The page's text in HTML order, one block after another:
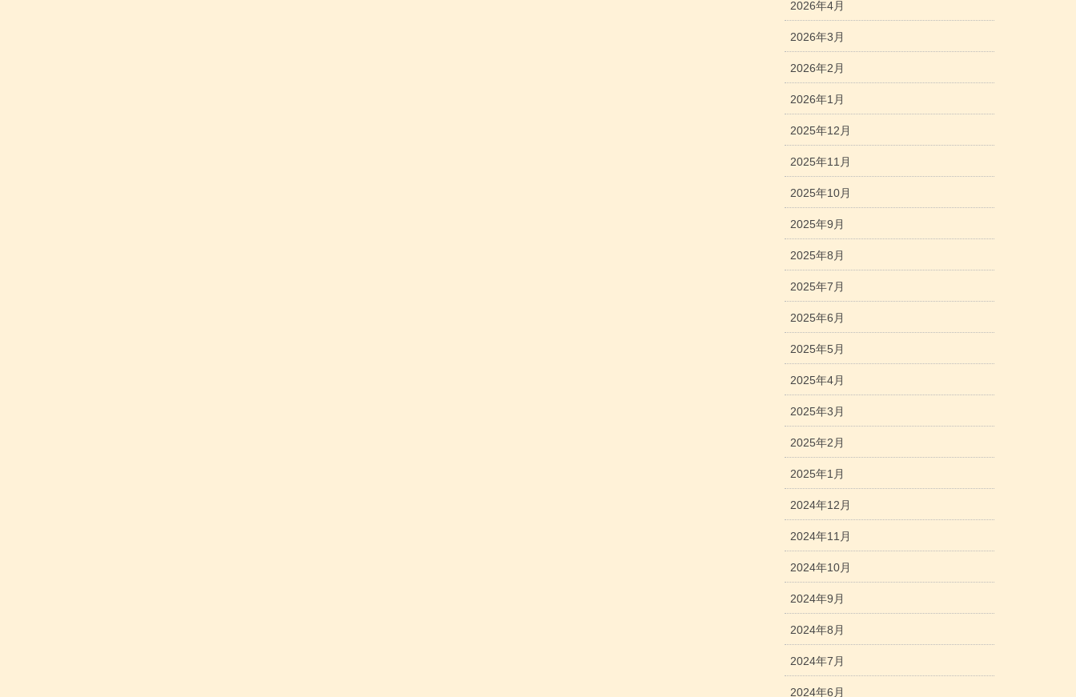
2026年4月
2026年3月
2026年2月
2026年1月
2025年12月
2025年11月
2025年10月
2025年9月
2025年8月
2025年7月
2025年6月
2025年5月
2025年4月
2025年3月
2025年2月
2025年1月
2024年12月
2024年11月
2024年10月
2024年9月
2024年8月
2024年7月
2024年6月